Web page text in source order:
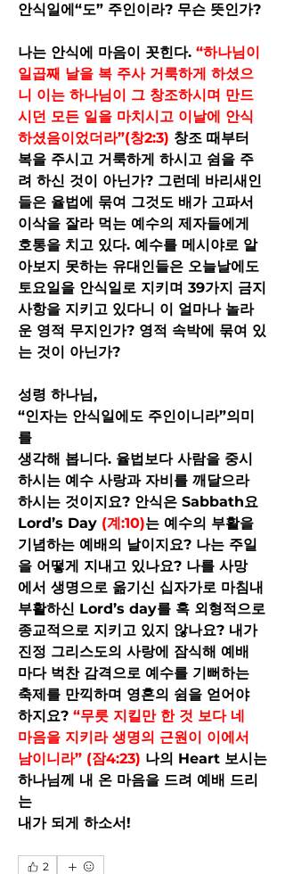
안식일에“도” 주인이라? 무슨 뜻인가?
나는 안식에 마음이 꼿힌다. “하나님이
일곱째 날을 복 주사 거룩하게 하셨으
니 이는 하나님이 그 창조하시며 만드
시던 모든 일을 마치시고 이날에 안식
하셨음이었더라”(창2:3) 창조 때부터
복을 주시고 거룩하게 하시고 쉼을 주
려 하신 것이 아닌가? 그런데 바리새인
들은 율법에 묶여 그것도 배가 고파서
이삭을 잘라 먹는 예수의 제자들에게
호통을 치고 있다. 예수를 메시야로 알
아보지 못하는 유대인들은 오늘날에도
토요일을 안식일로 지키며 39가지 금지
사항을 지키고 있다니 이 얼마나 놀라
운 영적 무지인가? 영적 속박에 묶여 있
는 것이 아닌가?
성령 하나님,
“인자는 안식일에도 주인이니라”의미
를
생각해 봅니다. 율법보다 사람을 중시
하시는 예수 사랑과 자비를 깨달으라
하시는 것이지요? 안식은 Sabbath요
Lord’s Day (계:10)는 예수의 부활을
기념하는 예배의 날이지요? 나는 주일
을 어떻게 지내고 있나요? 나를 사망
에서 생명으로 옮기신 십자가로 마침내
부활하신 Lord’s day를 혹 외형적으로
종교적으로 지키고 있지 않나요? 내가
진정 그리스도의 사랑에 잠식해 예배
마다 벅찬 감격으로 예수를 기뻐하는
축제를 만끽하며 영혼의 쉼을 얻어야
하지요? “무릇 지킬만 한 것 보다 네
마음을 지키라 생명의 근원이 이에서
남이니라” (잠4:23) 나의 Heart 보시는
하나님께 내 온 마음을 드려 예배 드리
는
내가 되게 하소서!
2